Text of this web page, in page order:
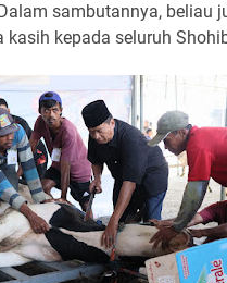
sambutannya, beliau
kepada seluruh